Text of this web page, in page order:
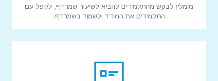
מומלץ לבקש מהתלמידים להביא לשיעור שמרדף, לקפל עם
התלמידים את המודד ולשמור בשמרדף.